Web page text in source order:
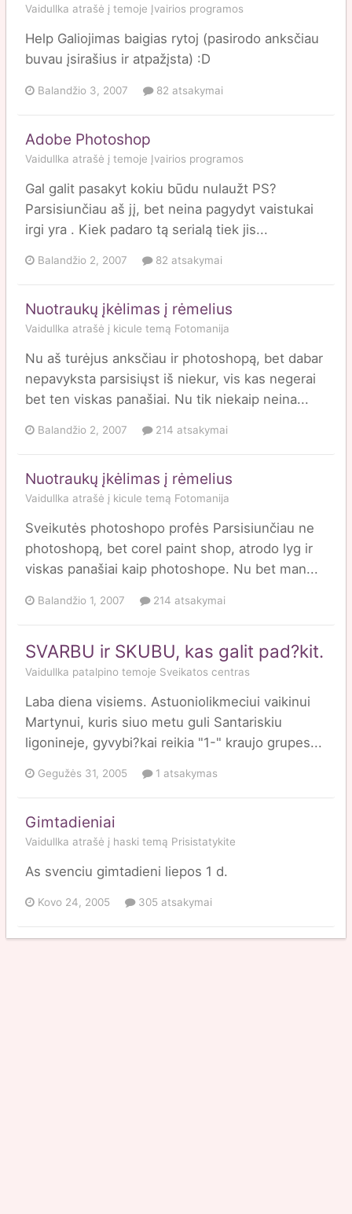
Vaidullka atrašė į temoje Įvairios programos
Help Galiojimas baigias rytoj (pasirodo anksčiau
buvau įsirašius ir atpažįsta) :D
Balandžio 3, 2007 82 atsakymai
Adobe Photoshop
Vaidullka atrašė į temoje Įvairios programos
Gal galit pasakyt kokiu būdu nulaužt PS?
Parsisiunčiau aš jį, bet neina pagydyt vaistukai
irgi yra . Kiek padaro tą serialą tiek jis...
Balandžio 2, 2007 82 atsakymai
Nuotraukų įkėlimas į rėmelius
Vaidullka atrašė į kicule temą Fotomanija
Nu aš turėjus anksčiau ir photoshopą, bet dabar
nepavyksta parsisiųst iš niekur, vis kas negerai
bet ten viskas panašiai. Nu tik niekaip neina...
Balandžio 2, 2007 214 atsakymai
Nuotraukų įkėlimas į rėmelius
Vaidullka atrašė į kicule temą Fotomanija
Sveikutės photoshopo profės Parsisiunčiau ne
photoshopą, bet corel paint shop, atrodo lyg ir
viskas panašiai kaip photoshope. Nu bet man...
Balandžio 1, 2007 214 atsakymai
SVARBU ir SKUBU, kas galit pad?kit.
Vaidullka patalpino temoje Sveikatos centras
Laba diena visiems. Astuoniolikmeciui vaikinui
Martynui, kuris siuo metu guli Santariskiu
ligonineje, gyvybi?kai reikia "1-" kraujo grupes...
Gegužės 31, 2005 1 atsakymas
Gimtadieniai
Vaidullka atrašė į haski temą Prisistatykite
As svenciu gimtadieni liepos 1 d.
Kovo 24, 2005 305 atsakymai